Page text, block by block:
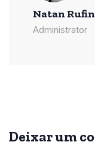
Natan
Administrator
Deixar um